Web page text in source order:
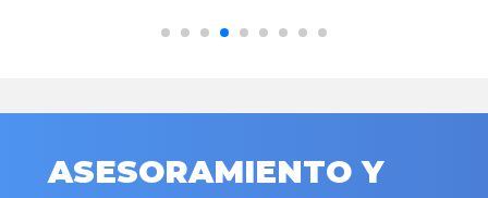
ASESORAMIENTO Y